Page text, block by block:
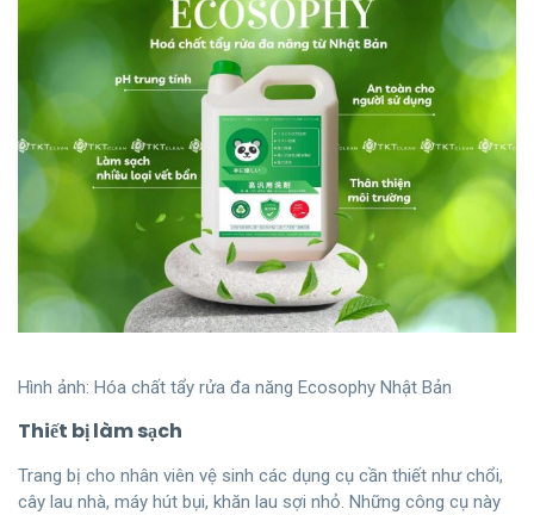
Hình ảnh: Hóa chất tẩy rửa đa năng Ecosophy Nhật Bản
Thiết bị làm sạch
Trang bị cho nhân viên vệ sinh các dụng cụ cần thiết như chổi,
cây lau nhà, máy hút bụi, khăn lau sợi nhỏ. Những công cụ này